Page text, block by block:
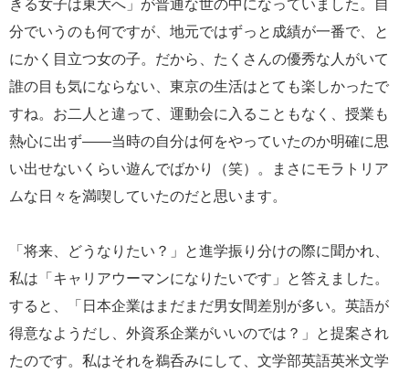
きる女子は東大へ」が普通な世の中になっていました。自
分でいうのも何ですが、地元ではずっと成績が一番で、と
にかく目立つ女の子。だから、たくさんの優秀な人がいて
誰の目も気にならない、東京の生活はとても楽しかったで
すね。お二人と違って、運動会に入ることもなく、授業も
熱心に出ず――当時の自分は何をやっていたのか明確に思
い出せないくらい遊んでばかり（笑）。まさにモラトリア
ムな日々を満喫していたのだと思います。
「将来、どうなりたい？」と進学振り分けの際に聞かれ、
私は「キャリアウーマンになりたいです」と答えました。
すると、「日本企業はまだまだ男女間差別が多い。英語が
得意なようだし、外資系企業がいいのでは？」と提案され
たのです。私はそれを鵜呑みにして、文学部英語英米文学